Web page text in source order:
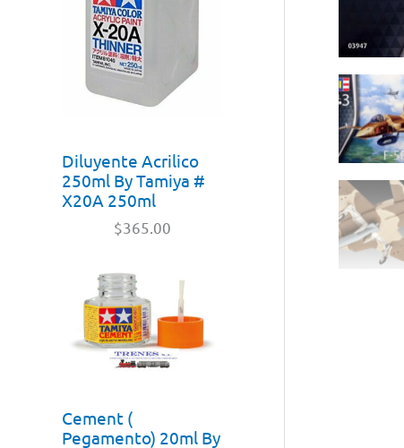
Diluyente Acrilico
250ml By Tamiya #
X20A 250ml
$365.00
Cement (
Pegamento) 20ml By